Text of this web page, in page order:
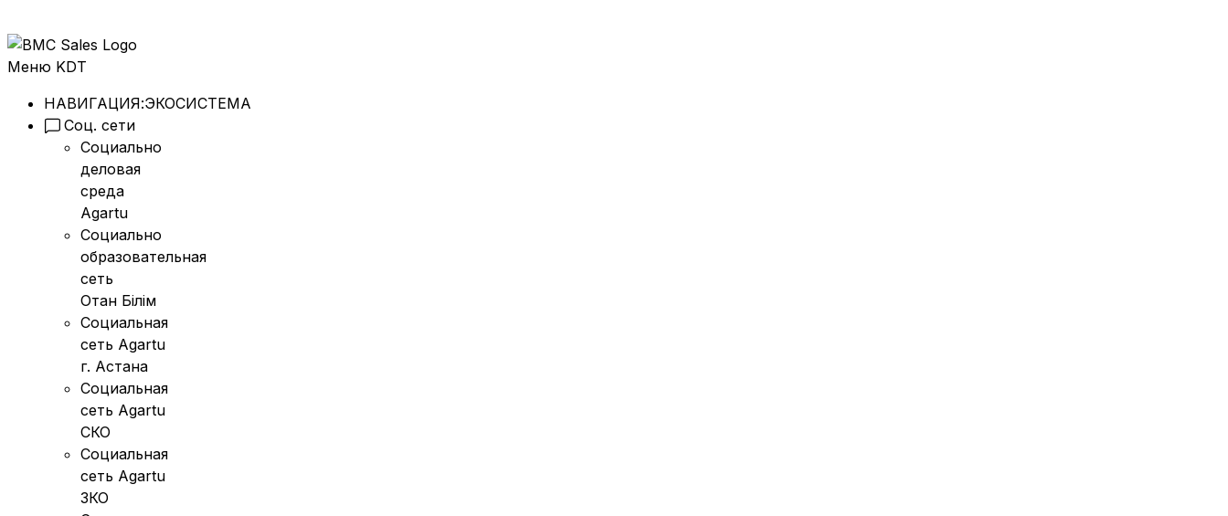
Меню KDT
НАВИГАЦИЯ:ЭКОСИСТЕМА
Соц. сети
Социально
деловая
среда
Agartu
Социально
образовательная
сеть
Отан Бiлiм
Социальная
сеть Agartu
г. Астана
Социальная
сеть Agartu
СКО
Социальная
сеть Agartu
ЗКО